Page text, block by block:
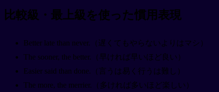
比較級・最上級を使った慣用表現
Better late than never.（遅くてもやらないよりはマシ）
The sooner, the better.（早ければ早いほど良い）
Easier said than done.（言うは易く行うは難し）
The more, the merrier.（多ければ多いほど楽しい）